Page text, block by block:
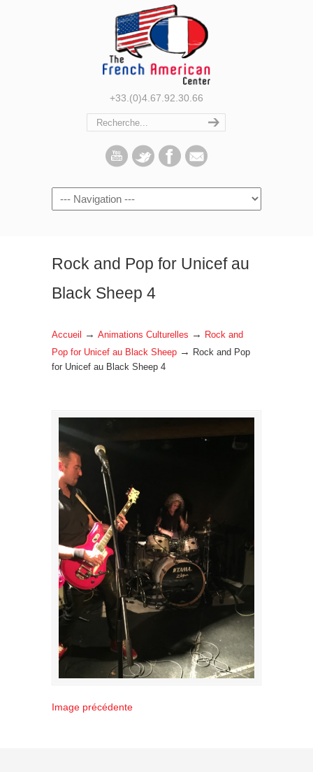
+33.(0)4.67.92.30.66
Navigation
Rock and Pop for Unicef au
Black Sheep 4
Accueil → Animations Culturelles →
Rock and
Pop for Unicef au Black Sheep →
Rock and Pop
for Unicef au Black Sheep 4
Image précédente